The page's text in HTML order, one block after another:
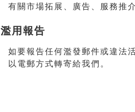
有關市場拓展、廣告、服務推
濫用報告
如要報告任何濫發郵件或違法
以電郵方式轉寄給我們。